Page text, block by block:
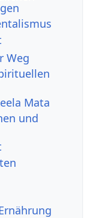
Weg
Mata
und